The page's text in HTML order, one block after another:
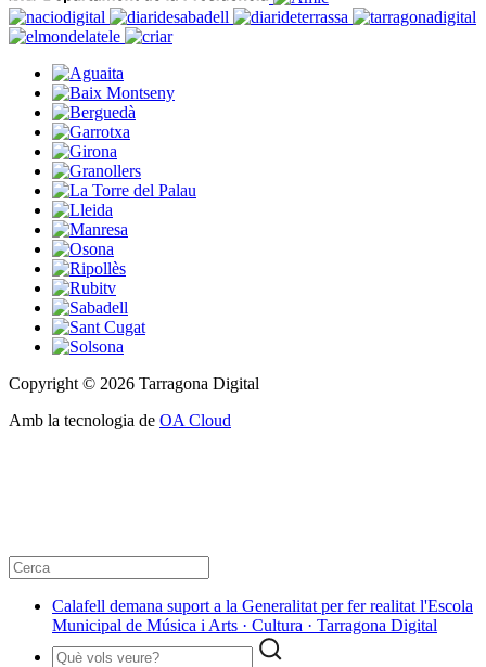
Copyright © 2026 Tarragona Digital
Amb la tecnologia de OA Cloud
Calafell demana suport a la Generalitat per fer realitat l'Escola
Municipal de Música i Arts · Cultura · Tarragona Digital